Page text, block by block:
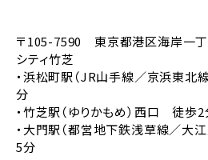
〒105-7590 東京都港区海岸一
シティ竹芝
・浜松町駅（JR山手線／京浜東北
分
・竹芝駅（ゆりかもめ）西口 徒歩2
・大門駅（都営地下鉄浅草線／大
5分